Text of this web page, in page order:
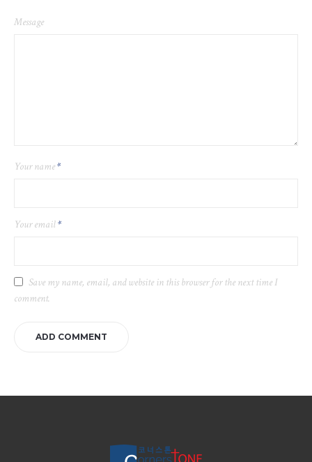
Message
Your name*
Your email*
Save my name, email, and website in this browser for the next time I
comment.